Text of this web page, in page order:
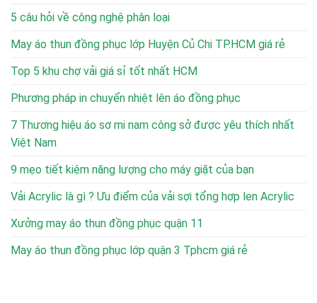
5 câu hỏi về công nghệ phân loại
May áo thun đồng phục lớp Huyện Củ Chi TP.HCM giá rẻ
Top 5 khu chợ vải giá sỉ tốt nhất HCM
Phương pháp in chuyển nhiệt lên áo đồng phục
7 Thương hiệu áo sơ mi nam công sở được yêu thích nhất
Việt Nam
9 mẹo tiết kiệm năng lượng cho máy giặt của bạn
Vải Acrylic là gì ? Ưu điểm của vải sợi tổng hợp len Acrylic
Xưởng may áo thun đồng phục quận 11
May áo thun đồng phục lớp quận 3 Tphcm giá rẻ